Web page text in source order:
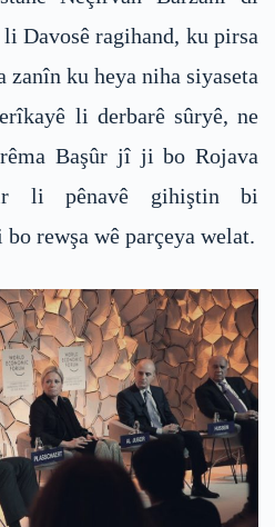
Davosê ragihand, ku pirsa
zanîn ku heya niha siyaseta
li derbarê sûryê, ne
Başûr jî ji bo Rojava
li pênavê gihiştin bi
rewşa wê parçeya welat.